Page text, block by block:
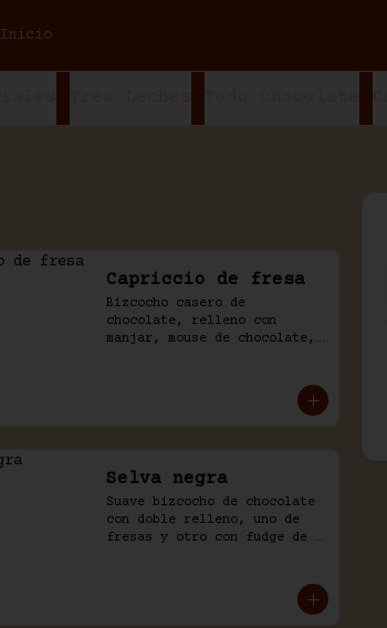
Inicio
Capriccio de fresa
Bizcocho casero de
chocolate, relleno con
manjar, mouse de chocolate,
Selva negra
Suave bizcocho de chocolate
con doble relleno, uno de
fresas y otro con fudge de